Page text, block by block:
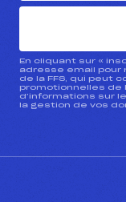
En cliquant sur «
adresse email pour
de la FFS, qui peut
promotionnelles de
d’informations sur
la gestion de vos